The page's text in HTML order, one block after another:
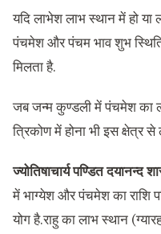
यदि लाभेश लाभ स्थान में हो या
पंचमेश और पंचम भाव शुभ स्थिति
मिलता है.
जब जन्म कुण्डली में पंचमेश का
त्रिकोण में होना भी इस क्षेत्र से
ज्योतिषाचार्य पण्डित दयानन्द
में भाग्येश और पंचमेश का राशि
योग है.राहु का लाभ स्थान